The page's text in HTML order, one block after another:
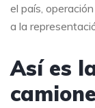
el país,
a la
Así es